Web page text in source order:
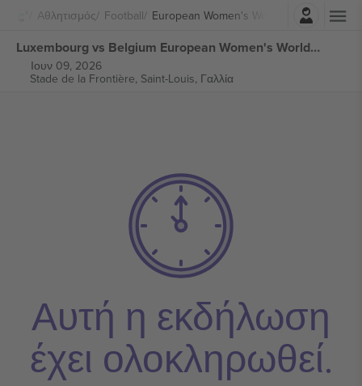
Αθλητισμός Football European Women's World Cup 2027
Σύνδεση
Luxembourg vs Belgium European Women's World Cup 2027 Qualifiers εισιτήρια
Ιουν 09, 2026
Stade de la Frontière, Saint-Louis, Γαλλία
Αυτή η εκδήλωση
έχει ολοκληρωθεί.